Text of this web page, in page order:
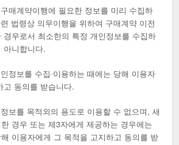
매계약이행에 필요한 정보를 미리 수집하
법령상 의무이행을 위하여 구매계약 이전
우로서 최소한의 특정 개인정보를 수집하
아니합니다.
정보를 수집·이용하는 때에는 당해 이용자
동의를 받습니다.
보를 목적외의 용도로 이용할 수 없으며, 새
경우 또는 제3자에게 제공하는 경우에는
이용자에게 그 목적을 고지하고 동의를 받